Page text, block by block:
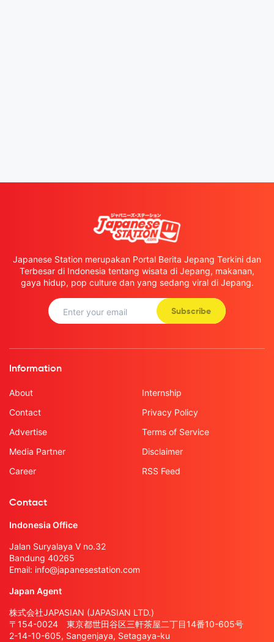
Japanese Station merupakan Portal Berita Jepang Terkini dan
Terbesar di Indonesia tentang wisata di Jepang, makanan,
gaya hidup, pop culture dan yang sedang viral di Jepang.
Subscribe
Information
About
Contact
Advertise
Media Partner
Career
Internship
Privacy Policy
Terms of Service
Disclaimer
RSS Feed
Contact
Indonesia Office
Jalan Suryalaya V no.32
Bandung 40265
Email: info@japanesestation.com
Japan Agent
株式会社JAPASIAN (JAPASIAN LTD.)
〒154-0024 東京都世田谷区三軒茶屋二丁目14番10-605号
2-14-10-605, Sangenjaya, Setagaya-ku